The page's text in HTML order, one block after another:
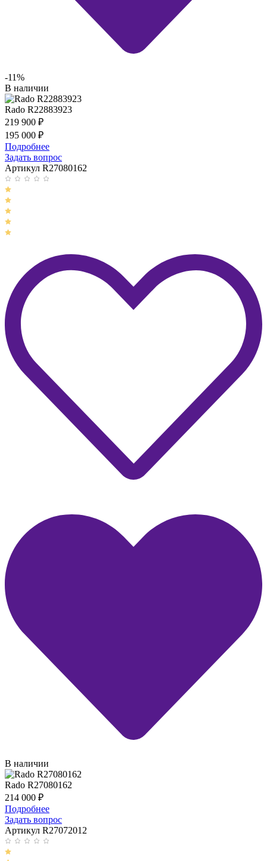
-11%
В наличии
Rado R22883923
219 900 ₽
195 000 ₽
Подробнее
Задать вопрос
Артикул R27080162
В наличии
Rado R27080162
214 000 ₽
Подробнее
Задать вопрос
Артикул R27072012